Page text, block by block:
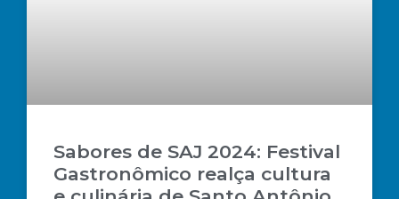
Sabores de SAJ 2024: Festival
Gastronômico realça cultura